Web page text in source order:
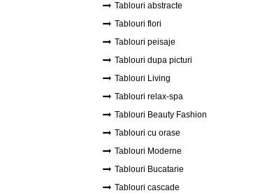
Tablouri abstracte
Tablouri flori
Tablouri peisaje
Tablouri dupa picturi
Tablouri Living
Tablouri relax-spa
Tablouri Beauty Fashion
Tablouri cu orase
Tablouri Moderne
Tablouri Bucatarie
Tablouri cascade